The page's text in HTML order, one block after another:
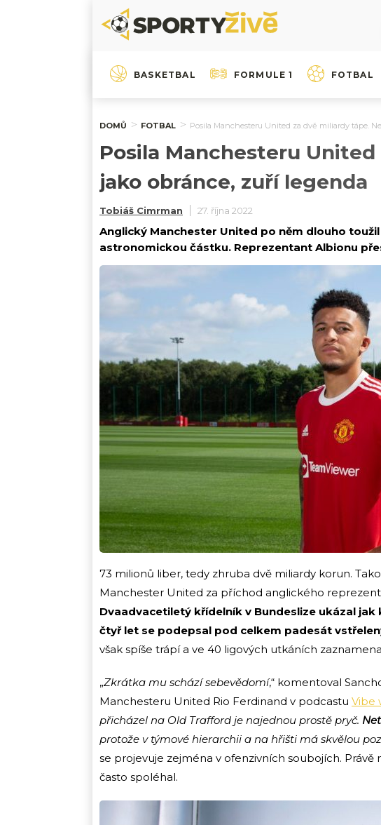
BASKETBAL FORMULE 1 FOTBAL
DOMŮ FOTBAL Posila Manchesteru United za dvě miliardy tápe.
Posila Manchesteru
jako obránce, zuří legenda
Tobiáš Cimrman 27. října 2022
Anglický Manchester United po něm dlouho
astronomickou částku. Reprezentant Albionu
73 milionů liber, tedy zhruba dvě miliardy korun.
Manchester United za příchod anglického
Dvaadvacetiletý křídelník v Bundeslize ukázal
čtyř let se podepsal pod celkem padesát
však spíše trápí a ve 40 ligových utkáních
„Zkrátka mu schází sebevědomí,“ komentoval
Manchesteru United Rio Ferdinand v podcastu Vibe
přicházel na Old Trafford je najednou prostě pryč.
protože v týmové hierarchii a na hřišti má skvělou
se projevuje zejména v ofenzivních soubojích.
často spoléhal.